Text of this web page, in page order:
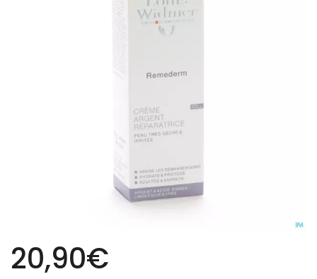
20,90€